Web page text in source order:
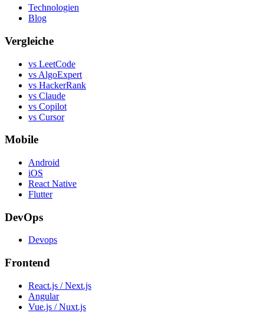
Technologien
Blog
Vergleiche
vs LeetCode
vs AlgoExpert
vs HackerRank
vs Claude
vs Copilot
vs Cursor
Mobile
Android
iOS
React Native
Flutter
DevOps
Devops
Frontend
React.js / Next.js
Angular
Vue.js / Nuxt.js